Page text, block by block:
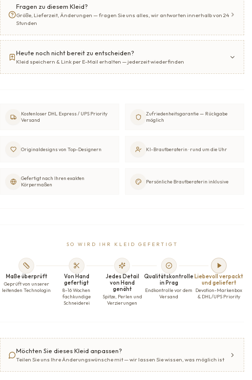
Fragen zu diesem Kleid?
Größe, Lieferzeit, Änderungen — fragen Sie uns alles, wir antworten innerhalb von 24
Stunden
Heute noch nicht bereit zu entscheiden?
Kleid speichern & Link per E-Mail erhalten — jederzeit wiederfinden
Kostenloser DHL Express / UPS Priority
Versand
Zufriedenheitsgarantie — Rückgabe
möglich
Originaldesigns von Top-Designern KI-Brautberaterin · rund um die Uhr
Gefertigt nach Ihren exakten
Körpermaßen
Persönliche Brautberaterin inklusive
SO WIRD IHR KLEID GEFERTIGT
Maße überprüft
Geprüft von unserer
leitenden Technologin
Von Hand
gefertigt
8–16 Wochen
fachkundige
Schneiderei
Jedes Detail
von Hand
genäht
Spitze, Perlen und
Verzierungen
Qualitätskontrolle
in Prag
Endkontrolle vor dem
Versand
Liebevoll verpackt
und geliefert
Devotion-Markenbox
& DHL/UPS Priority
Möchten Sie dieses Kleid anpassen?
Teilen Sie uns Ihre Änderungswünsche mit — wir lassen Sie wissen, was möglich ist